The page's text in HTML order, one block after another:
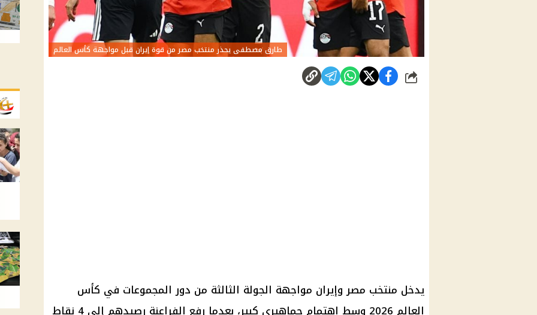
طارق مصطفى يحذر منتخب مصر من قوة إيران قبل مواجهة كأس العالم
شارك
يدخل منتخب مصر وإيران مواجهة الجولة الثالثة من دور المجموعات في كأس
العالم 2026 وسط اهتمام جماهيري كبير، بعدما رفع الفراعنة رصيدهم إلى 4 نقاط